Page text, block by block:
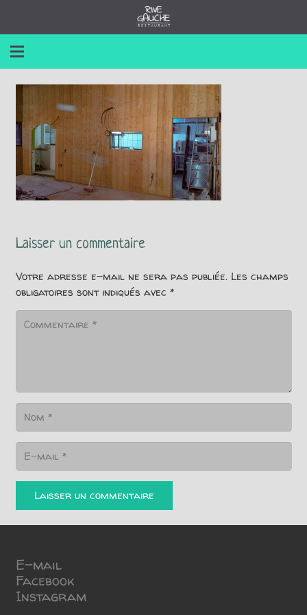
Laisser un commentaire
Votre adresse e-mail ne sera pas publiée. Les champs
obligatoires sont indiqués avec *
Laisser un commentaire
E-mail
Facebook
Instagram